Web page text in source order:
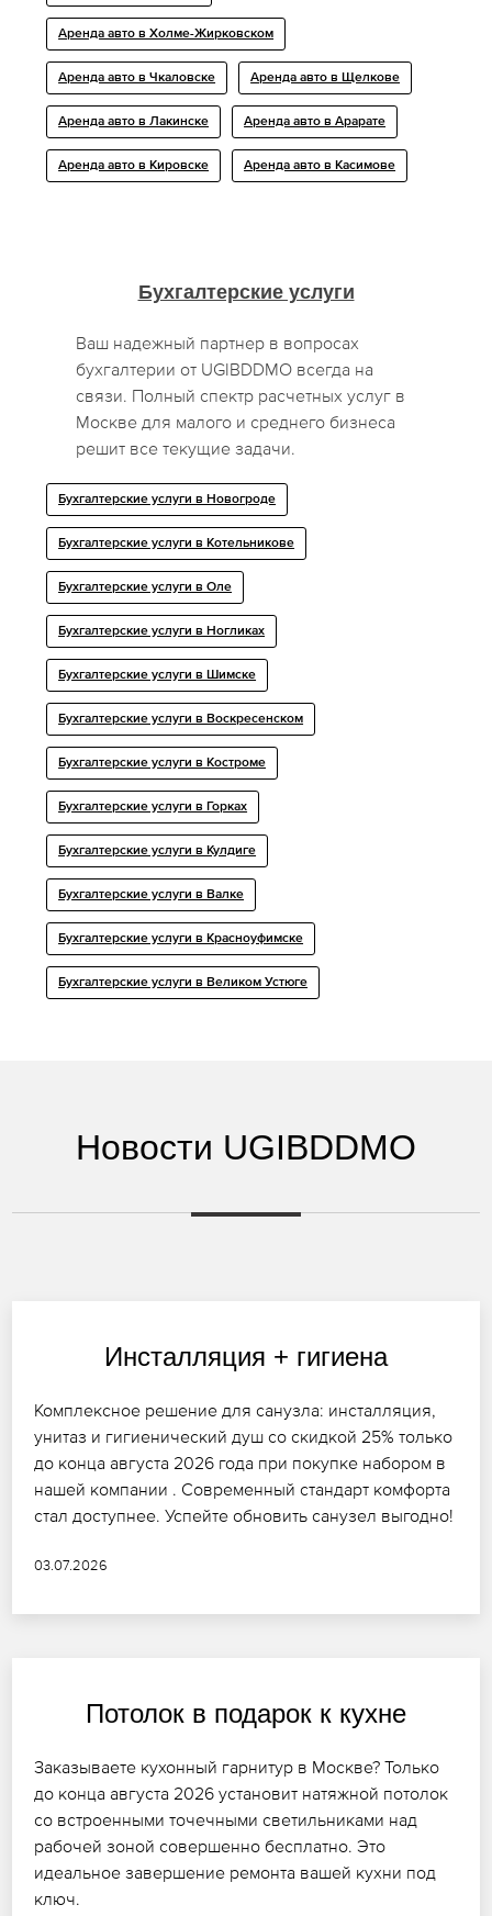
Аренда авто в Холме-Жирковском
Аренда авто в Чкаловске Аренда авто в Щелкове
Аренда авто в Лакинске Аренда авто в Арарате
Аренда авто в Кировске Аренда авто в Касимове
Бухгалтерские услуги
Ваш надежный партнер в вопросах
бухгалтерии от UGIBDDMO всегда на
связи. Полный спектр расчетных услуг в
Москве для малого и среднего бизнеса
решит все текущие задачи.
Бухгалтерские услуги в Новогроде
Бухгалтерские услуги в Котельникове
Бухгалтерские услуги в Оле
Бухгалтерские услуги в Ногликах
Бухгалтерские услуги в Шимске
Бухгалтерские услуги в Воскресенском
Бухгалтерские услуги в Костроме
Бухгалтерские услуги в Горках
Бухгалтерские услуги в Кулдиге
Бухгалтерские услуги в Валке
Бухгалтерские услуги в Красноуфимске
Бухгалтерские услуги в Великом Устюге
Новости UGIBDDMO
Инсталляция + гигиена
Комплексное решение для санузла: инсталляция,
унитаз и гигиенический душ со скидкой 25% только
до конца августа 2026 года при покупке набором в
нашей компании . Современный стандарт комфорта
стал доступнее. Успейте обновить санузел выгодно!
03.07.2026
Потолок в подарок к кухне
Заказываете кухонный гарнитур в Москве? Только
до конца августа 2026 установит натяжной потолок
со встроенными точечными светильниками над
рабочей зоной совершенно бесплатно. Это
идеальное завершение ремонта вашей кухни под
ключ.